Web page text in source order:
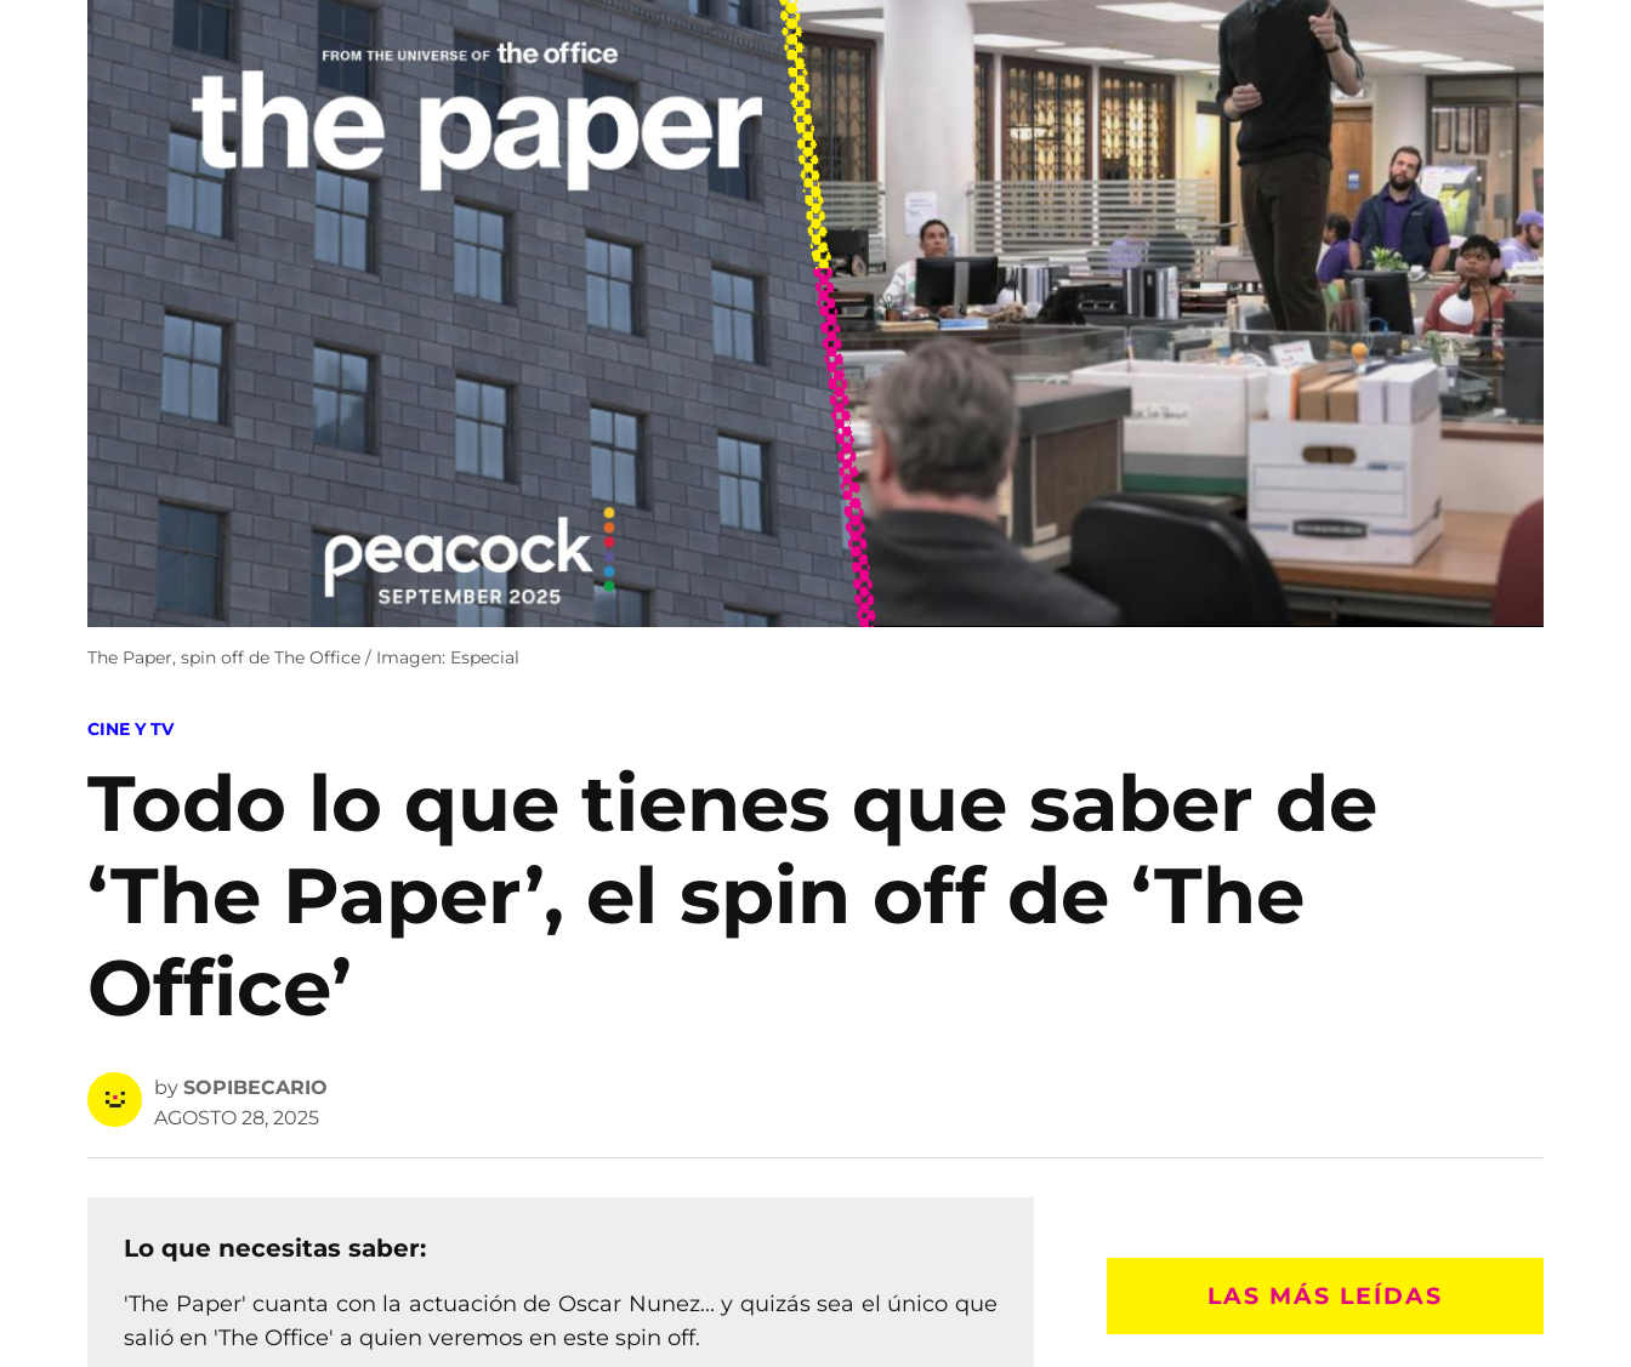
The Paper, spin off de The Office / Imagen: Especial
POSTED
CINE Y TV
Todo lo que tienes que saber de
‘The Paper’, el spin off de ‘The
Office’
by SOPIBECARIO
AGOSTO 28, 2025
Lo que necesitas saber:
'The Paper' cuanta con la actuación de Oscar Nunez... y quizás sea el único que
salió en 'The Office' a quien veremos en este spin off.
LAS MÁS LEÍDAS